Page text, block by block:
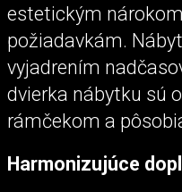
estetickým
požiadavkám.
vyjadrením
dvierka nábytku sú
rámčekom a
Harmonizujúce